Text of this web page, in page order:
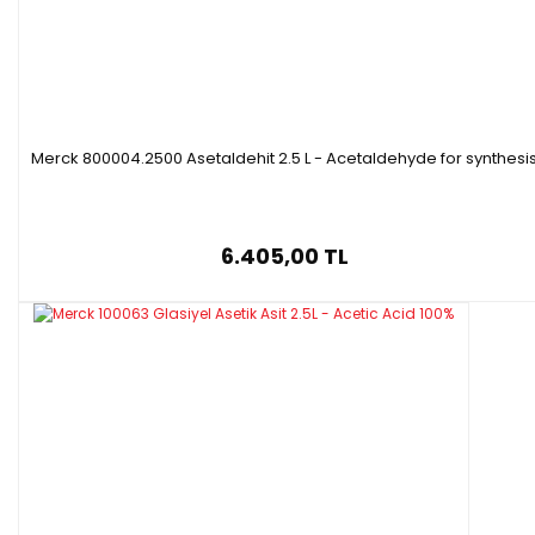
Merck 800004.2500 Asetaldehit 2.5 L - Acetaldehyde for
6.405,00 TL